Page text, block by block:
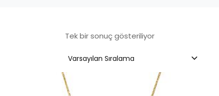
Tek bir sonuç gösteriliyor
Varsayılan Sıralama